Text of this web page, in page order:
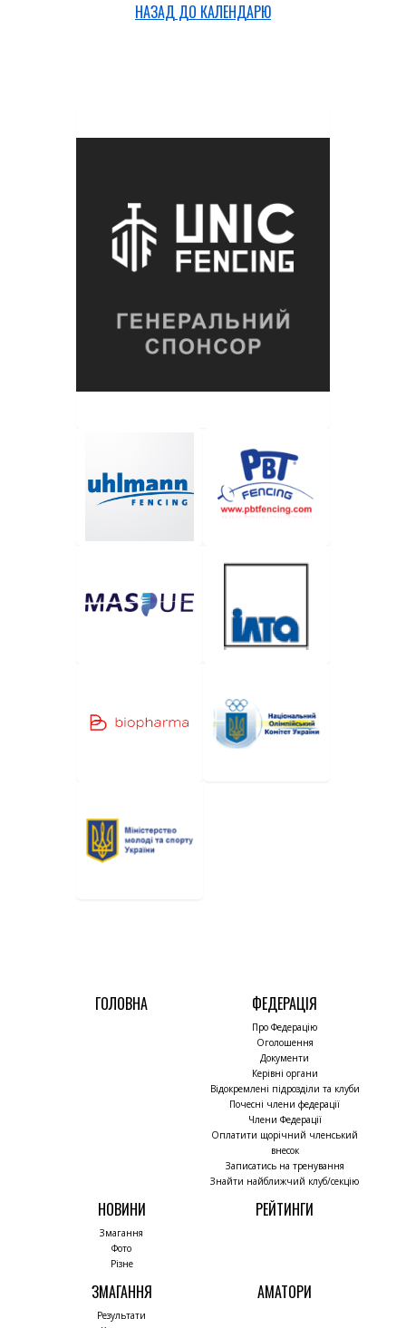
НАЗАД ДО КАЛЕНДАРЮ
ГОЛОВНА ФЕДЕРАЦІЯ
Про Федерацію
Оголошення
Документи
Керівні органи
Відокремлені підрозділи та клуби
Почесні члени федерації
Члени Федерації
Оплатити щорічний членський
внесок
Записатись на тренування
Знайти найближчий клуб/секцію
НОВИНИ
Змагання
Фото
Різне
РЕЙТИНГИ
ЗМАГАННЯ
Результати
АМАТОРИ